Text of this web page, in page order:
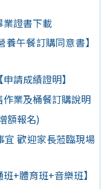
業證書下載
午餐訂購同意書】
請成績證明】
業及桶餐訂購說明
額報名)
歡迎家長蒞臨現場
+體育班+音樂班】